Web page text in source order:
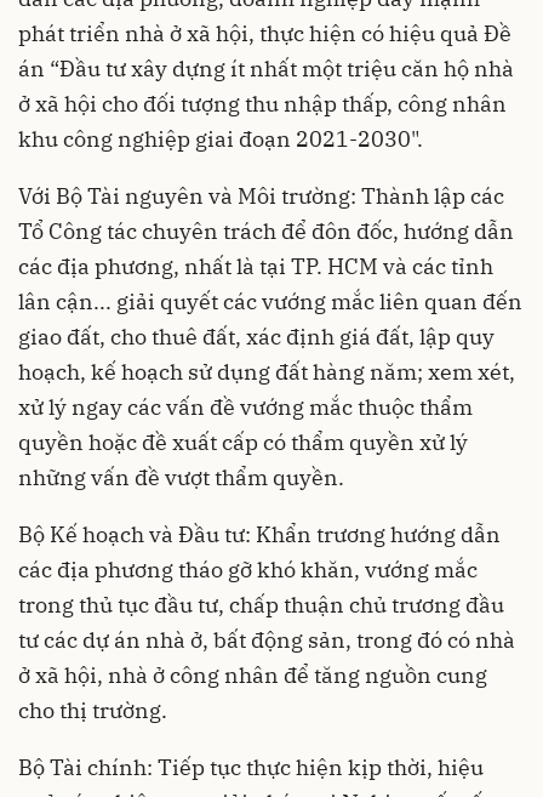
phát triển nhà ở xã hội, thực hiện có hiệu quả Đề
án “Đầu tư xây dựng ít nhất một triệu căn hộ nhà
ở xã hội cho đối tượng thu nhập thấp, công nhân
khu công nghiệp giai đoạn 2021-2030".
Với Bộ Tài nguyên và Môi trường: Thành lập các
Tổ Công tác chuyên trách để đôn đốc, hướng dẫn
các địa phương, nhất là tại TP. HCM và các tỉnh
lân cận... giải quyết các vướng mắc liên quan đến
giao đất, cho thuê đất, xác định giá đất, lập quy
hoạch, kế hoạch sử dụng đất hàng năm; xem xét,
xử lý ngay các vấn đề vướng mắc thuộc thẩm
quyền hoặc đề xuất cấp có thẩm quyền xử lý
những vấn đề vượt thẩm quyền.
Bộ Kế hoạch và Đầu tư: Khẩn trương hướng dẫn
các địa phương tháo gỡ khó khăn, vướng mắc
trong thủ tục đầu tư, chấp thuận chủ trương đầu
tư các dự án nhà ở, bất động sản, trong đó có nhà
ở xã hội, nhà ở công nhân để tăng nguồn cung
cho thị trường.
Bộ Tài chính: Tiếp tục thực hiện kịp thời, hiệu